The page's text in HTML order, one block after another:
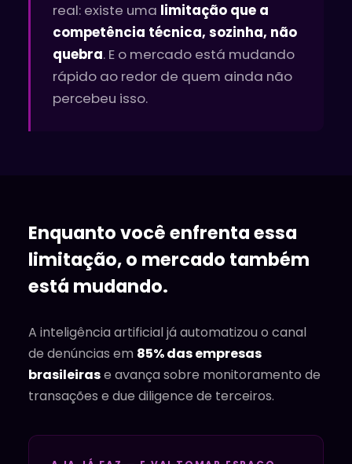
real: existe uma limitação que a
competência técnica, sozinha, não
quebra. E o mercado está mudando
rápido ao redor de quem ainda não
percebeu isso.
Enquanto você enfrenta essa
limitação, o mercado também
está mudando.
A inteligência artificial já automatizou o canal
de denúncias em 85% das empresas
brasileirase avança sobre monitoramento de
transações e due diligence de terceiros.